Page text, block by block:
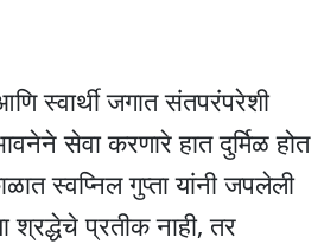
स्वार्थी जगात संतपरंपरेशी
सेवा करणारे हात दुर्मिळ होत
स्वप्निल गुप्ता यांनी जपलेली
श्रद्धेचे प्रतीक नाही, तर